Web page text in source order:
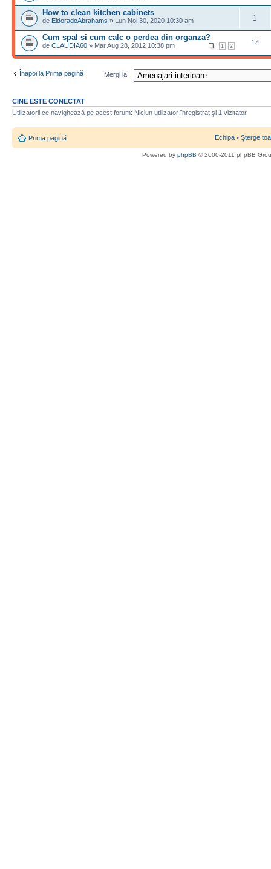
How to clean kitchen cabinets
de EldoradoAbrahams » Lun Noi 30, 2020 10:30 am 1
Cum spal si cum calc o perdea din organza?
1 2
de CLAUDIA60 » Mar Aug 28, 2012 10:38 pm 14
Înapoi la Prima pagină Mergi la:
CINE ESTE CONECTAT
Utilizatorii ce navighează pe acest forum: Niciun utilizator înregistrat şi 1 vizitator
Prima pagină Echipa • Şterge
Powered by phpBB © 2000-2011 phpBB